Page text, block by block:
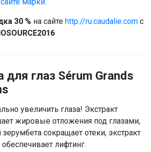
30 % на сайте http://ru.caudalie.com с
глаз Sérum Grands
увеличить глаза! Экстракт
жировые отложения под глазами,
сокращает отеки, экстракт
лифтинг.